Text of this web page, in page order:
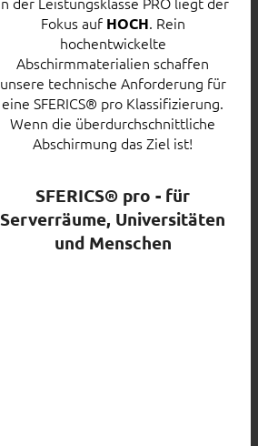
Fokus auf HOCH. Rein
hochentwickelte
Abschirmmaterialien schaffen
unsere technische Anforderung für
eine SFERICS® pro Klassifizierung.
Wenn die überdurchschnittliche
Abschirmung das Ziel ist!
SFERICS® pro - für
Serverräume, Universitäten
und Menschen